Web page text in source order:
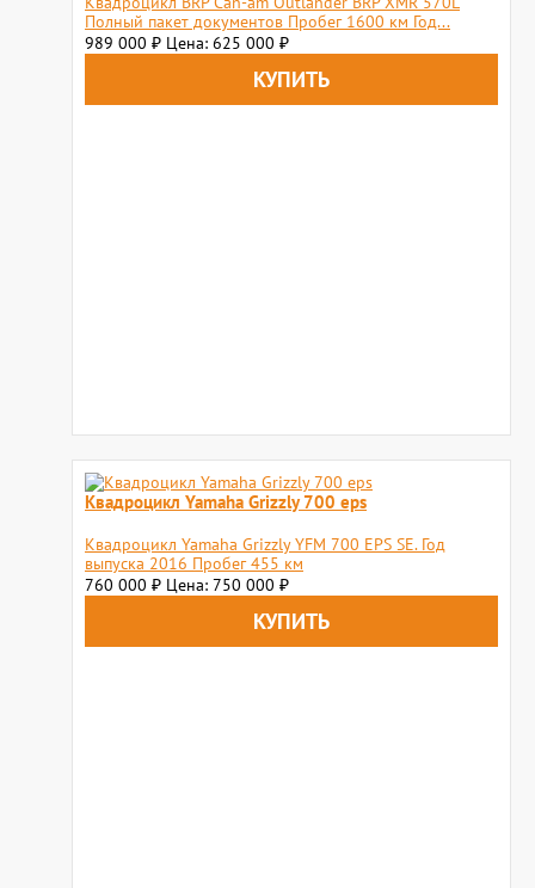
Полный пакет документов Пробег 1600 км Год...
989 000 ₽ Цена: 625 000 ₽
Квадроцикл Yamaha Grizzly 700 eps
Квадроцикл Yamaha Grizzly YFM 700 EPS SE. Год
выпуска 2016 Пробег 455 км
760 000 ₽ Цена: 750 000 ₽